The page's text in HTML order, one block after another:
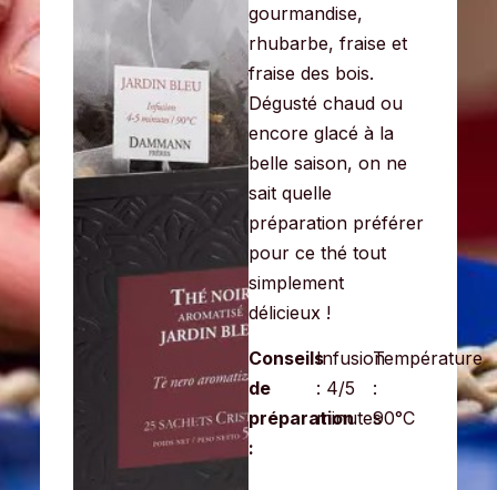
gourmandise,
rhubarbe, fraise et
fraise des bois.
Dégusté chaud ou
encore glacé à la
belle saison, on ne
sait quelle
préparation préférer
pour ce thé tout
simplement
délicieux !
Conseils
de
préparation
:
Infusion
: 4/5
minutes
Température
:
90°C